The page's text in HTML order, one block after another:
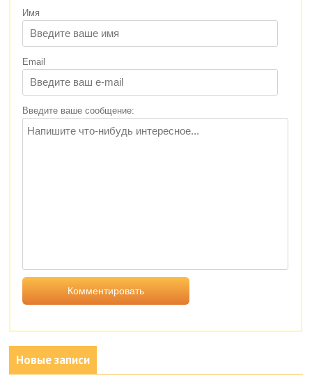
Имя
Email
Введите ваше сообщение:
Новые записи